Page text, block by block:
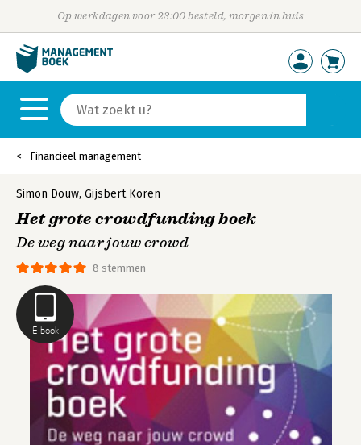
Op werkdagen voor 23:00 besteld, morgen in huis
Financieel management
E-book
8 stemmen
Simon Douw, Gijsbert Koren
Het grote crowdfunding boek
De weg naar jouw crowd